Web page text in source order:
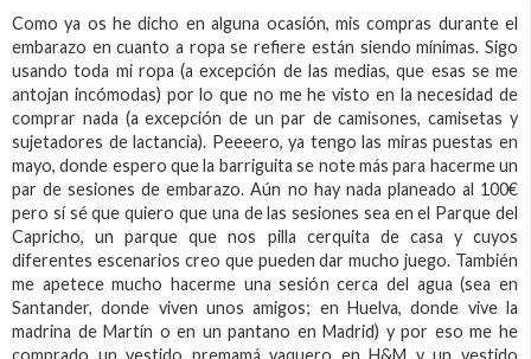
Como ya os he dicho en alguna ocasión, mis compras durante el
embarazo en cuanto a ropa se refiere están siendo mínimas. Sigo
usando toda mi ropa (a excepción de las medias, que esas se me
antojan incómodas) por lo que no me he visto en la necesidad de
comprar nada (a excepción de un par de camisones, camisetas y
sujetadores de lactancia). Peeeero, ya tengo las miras puestas en
mayo, donde espero que la barriguita se note más para hacerme un
par de sesiones de embarazo. Aún no hay nada planeado al 100€
pero sí sé que quiero que una de las sesiones sea en el Parque del
Capricho, un parque que nos pilla cerquita de casa y cuyos
diferentes escenarios creo que pueden dar mucho juego. También
me apetece mucho hacerme una sesión cerca del agua (sea en
Santander, donde viven unos amigos; en Huelva, donde vive la
madrina de Martín o en un pantano en Madrid) y por eso me he
comprado un vestido premamá vaquero en H&M y un vestido